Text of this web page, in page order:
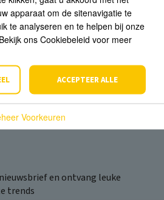
en ontvang leuke
trends
apparaat om de sitenavigatie te
te analyseren en te helpen bij onze
ons Cookiebeleid voor meer
ACCEPTEER ALLE
Voorkeuren